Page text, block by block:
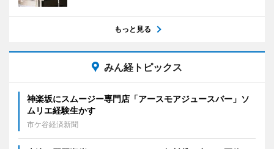
もっと見る
みん経トピックス
神楽坂にスムージー専門店「アースモアジュースバー」ソ
ムリエ経験生かす
市ケ谷経済新聞